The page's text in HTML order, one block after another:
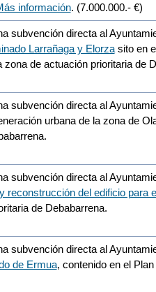
información. (7.000.000.- €)
subvención directa al
Larrañaga y Elorzasito en
zona de actuación prioritaria de
subvención directa al
urbana de la zona de
subvención directa al
reconstrucción del edificio para
de Debabarrena.
subvención directa al
de Ermua, contenido en el